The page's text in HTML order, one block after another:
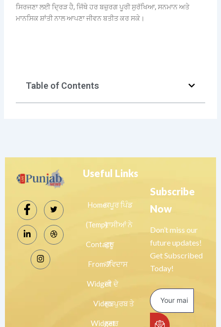
ਸਿਰਜਣਾ ਲਈ ਦ੍ਰਿੜ ਹੈ, ਜਿੱਥੇ ਹਰ ਬਜ਼ੁਰਗ ਪੂਰੀ ਸੁਰੱਖਿਆ, ਸਨਮਾਨ ਅਤੇ
ਮਾਨਸਿਕ ਸ਼ਾਂਤੀ ਨਾਲ ਆਪਣਾ ਜੀਵਨ ਬਤੀਤ ਕਰ ਸਕੇ।
Table of Contents
Useful Links
Home
(Temp)
Contact
From 7
Widget
Video
Widget
ਕਪੂਰ ਪਿੰਡ
ਵਾਸੀਆਂ ਨੇ
ਗੁਰੂ
ਰਵਿਦਾਸ
ਜੀ ਦੇ
ਗੁਰਪੁਰਬ ਤੇ
ਨਗਰ
Subscribe
Now
Don’t miss our
future updates!
Get Subscribed
Today!